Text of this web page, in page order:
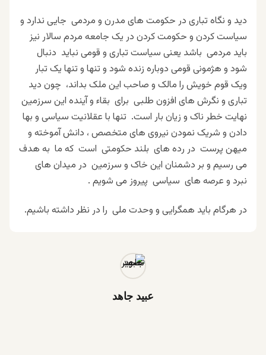
دید و نگاه تباری در حکومت های مدرن و مردمی جایی ندارد و
سیاست کردن و حکومت کردن در یک جامعه مردم سالار نیز
باید مردمی باشد یعنی سیاست تباری و قومی نباید دنبال
شود و هژمونی قومی دوباره زنده شود و تنها و تنها یک تبار
ویک قوم خویش را مالک و صاحب این ملک بداند، چون دید
تباری و نگرش های افزون طلبی برای بقاء و آینده این سرزمین
نهایت خطر ناک و زیان بار است. تنها با عقلانیت سیاسی و بها
دادن و شریک نمودن نیروی های متخصص ، دانش آموخته و
میهن پرست در رده های بلند حکومتی است که ما به هدف
می رسیم و بر دشمنان این خاک و سرزمین در میدان های
نبرد و عرصه های سیاسی پیروز می شویم .
در هرگام باید همگرایی و وحدت ملی را در نظر داشته باشیم.
عبید جاهد